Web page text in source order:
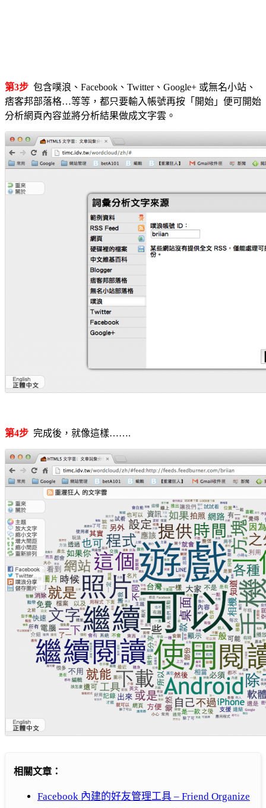
第3步 包含噗浪、Facebook、Twitter、Google+ 或無名小站、
痞客邦部落格…等等，都只要輸入帳號再按「開始」便可開始
分析網頁內容並將分析結果做成文字雲。
第4步 完成後，就像這樣…….
相關文章：
Facebook 內建的好友管理工具 – Friend Organize